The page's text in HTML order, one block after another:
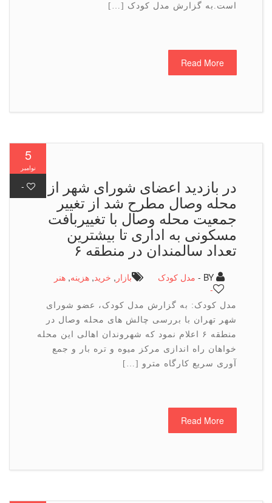
است.به گزارش مدل کودک […]
Read More
-
در بازدید اعضای شورای شهر از
محله وصال مطرح شد از تغییر
جمعیت محله وصال با تغییربافت
مسکونی به اداری تا بیشترین
تعداد سالمندان در منطقه ۶
مدل کودک بازار ,خرید ,هزینه ,هنر
مدل کودک: به گزارش مدل کودک، عضو شورای
شهر تهران با بررسی چالش های محله وصال در
منطقه ۶ اعلام نمود که شهروندان اهالی این محله
خواهان راه اندازی مرکز میوه و تره بار و جمع
آوری سریع کارگاه مترو […]
Read More